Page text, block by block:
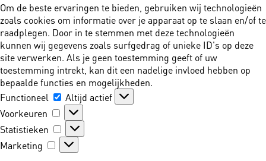
Om de beste ervaringen te bieden, gebruiken wij technologieën
zoals cookies om informatie over je apparaat op te slaan en/of te
raadplegen. Door in te stemmen met deze technologieën
kunnen wij gegevens zoals surfgedrag of unieke ID's op deze
site verwerken. Als je geen toestemming geeft of uw
toestemming intrekt, kan dit een nadelige invloed hebben op
bepaalde functies en mogelijkheden.
Functioneel
Functioneel
Altijd actief
Voorkeuren
Voorkeuren
Statistieken
Statistieken
Marketing
Marketing